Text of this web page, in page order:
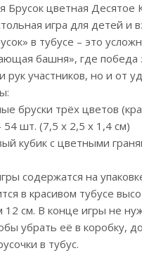
Брусок цветная Десятое
игра для детей и
в тубусе – это
башня», где победа
рук участников, но и от
бруски трёх цветов
шт. (7,5 х 2,5 х 1,4 см)
кубик с цветными
содержатся на
в красивом тубусе
см. В конце игры не
убрать её в коробку,
в тубус.